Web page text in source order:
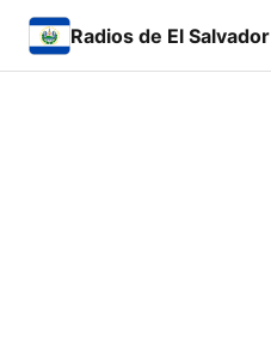
Radios de El Salvador